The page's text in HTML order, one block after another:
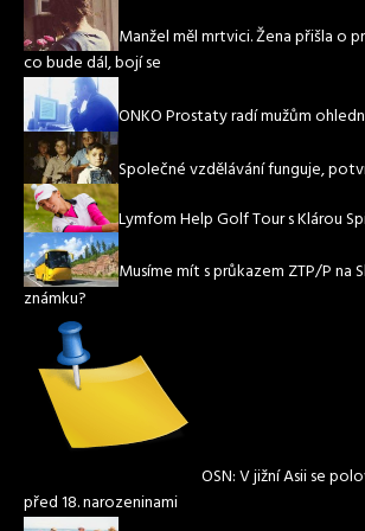
Manžel měl mrtvici. Žena přišla o
co bude dál, bojí se
ONKO Prostaty radí mužům
Společné vzdělávání funguje,
Lymfom Help Golf Tour s Klárou
Musíme mít s průkazem ZTP/P na
známku?
OSN: V jižní Asii se
před 18. narozeninami